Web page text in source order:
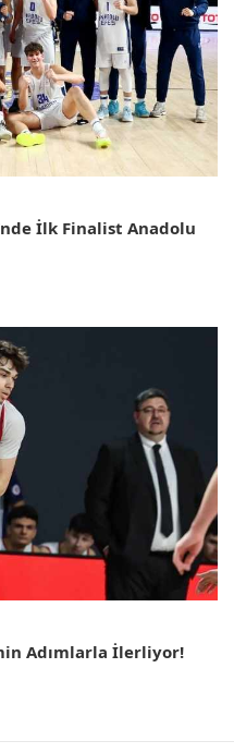
İlk Finalist Anadolu
Adımlarla İlerliyor!